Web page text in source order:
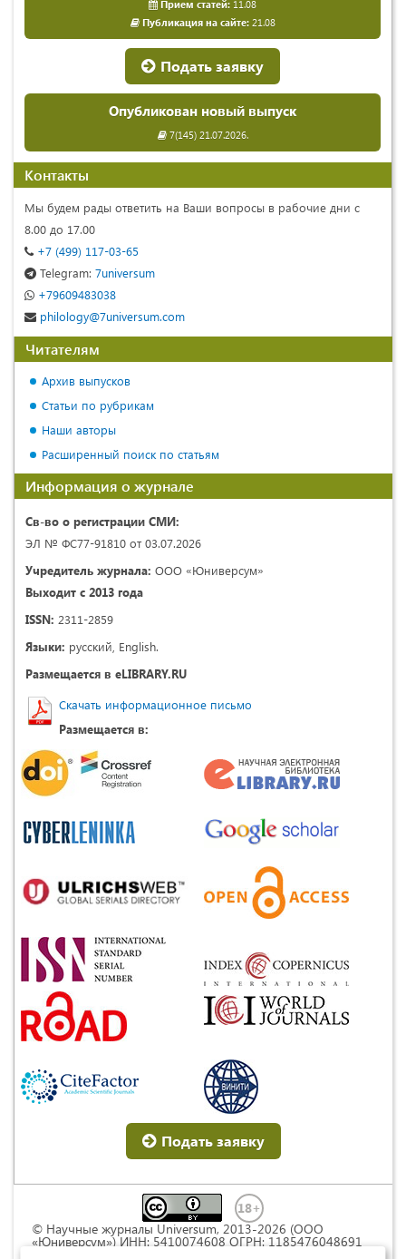
Прием статей: 11.08
Публикация на сайте:21.08
Подать заявку
Опубликован новый выпуск
7(145) 21.07.2026.
Контакты
Мы будем рады ответить на Ваши вопросы в рабочие дни с
8.00 до 17.00
+7 (499) 117-03-65
Telegram: 7universum
+79609483038
philology@7universum.com
Читателям
Архив выпусков
Статьи по рубрикам
Наши авторы
Расширенный поиск по статьям
Информация о журнале
Св-во о регистрации СМИ:
ЭЛ № ФС77-91810 от 03.07.2026
Учредитель журнала: ООО «Юниверсум»
Выходит с 2013 года
ISSN: 2311-2859
Языки: русский, English.
Размещается в eLIBRARY.RU
Скачать информационное письмо
Размещается в:
Подать заявку
© Научные журналы Universum, 2013-2026 (ООО
«Юниверсум») ИНН: 5410074608 ОГРН: 1185476048691